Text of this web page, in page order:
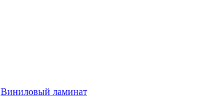
Виниловый ламинат